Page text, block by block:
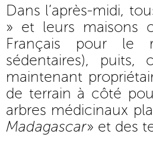
Dans l’après-midi,
» et leurs maisons
Français pour le
sédentaires), puits,
maintenant
de terrain à côté
arbres médicinaux
Madagascar» et des